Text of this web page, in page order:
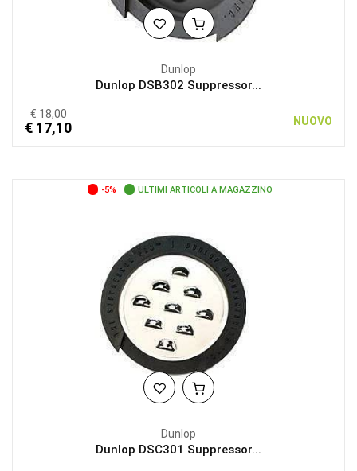
Dunlop
Dunlop DSB302 Suppressor...
€ 18,00
€ 17,10 NUOVO
-5% ULTIMI ARTICOLI A MAGAZZINO
Dunlop
Dunlop DSC301 Suppressor...